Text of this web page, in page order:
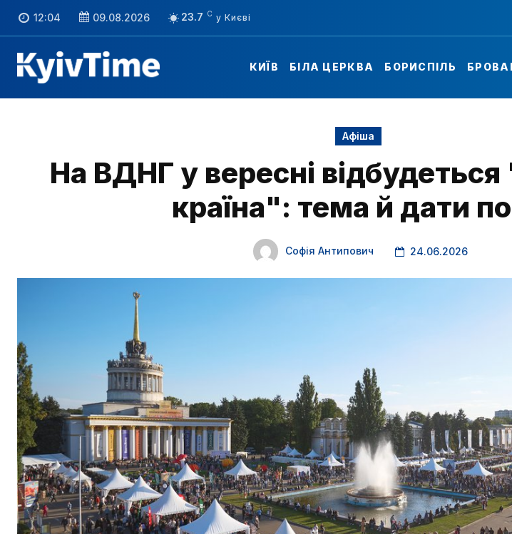
12:04 09.08.2026 23.7 C
КИЇВ БІЛА ЦЕРКВА БОРИСПІЛЬ
Афіша
На ВДНГ у вересні
країна": тема й дати
Софія Антипович 24.06.2026